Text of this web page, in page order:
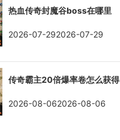
热血传奇封魔谷boss在哪里
2026-07-292026-07-29
传奇霸主20倍爆率卷怎么获得
2026-08-062026-08-06